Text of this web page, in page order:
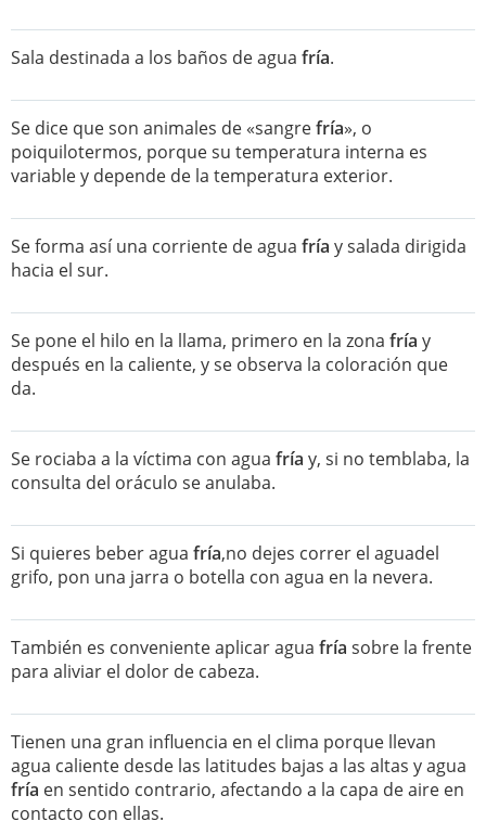
Sala destinada a los baños de agua fría.
Se dice que son animales de «sangrefría», o
poiquilotermos, porque su temperatura interna es
variable y depende de la temperatura exterior.
Se forma así una corriente de agua fría y salada dirigida
hacia el sur.
Se pone el hilo en la llama, primero en la zona fría y
después en la caliente, y se observa la coloración que
da.
Se rociaba a la víctima con agua fría y, si no temblaba, la
consulta del oráculo se anulaba.
Si quieres beber agua fría,no dejes correr el aguadel
grifo, pon una jarra o botella con agua en la nevera.
También es conveniente aplicar agua fría sobre la frente
para aliviar el dolor de cabeza.
Tienen una gran influencia en el clima porque llevan
agua caliente desde las latitudes bajas a las altas y agua
fría en sentido contrario, afectando a la capa de aire en
contacto con ellas.